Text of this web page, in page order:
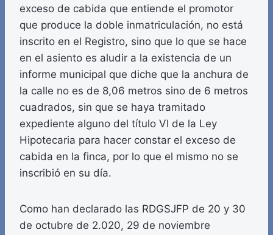
exceso de cabida que entiende el promotor
que produce la doble inmatriculación, no está
inscrito en el Registro, sino que lo que se hace
en el asiento es aludir a la existencia de un
informe municipal que diche que la anchura de
la calle no es de 8,06 metros sino de 6 metros
cuadrados, sin que se haya tramitado
expediente alguno del título VI de la Ley
Hipotecaria para hacer constar el exceso de
cabida en la finca, por lo que el mismo no se
inscribió en su día.
Como han declarado las RDGSJFP de 20 y 30
de octubre de 2.020, 29 de noviembre